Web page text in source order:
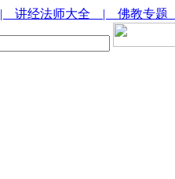
| 讲经法师大全 | 佛教专题